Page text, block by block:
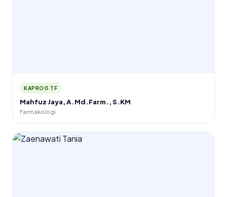
KAPROG TF
Mahfuz Jaya, A.Md.Farm., S.KM
Farmakologi